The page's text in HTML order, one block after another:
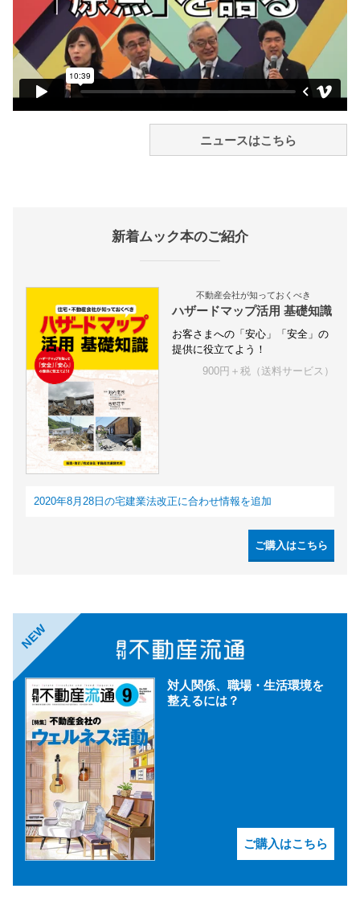
ニュースはこちら
新着ムック本のご紹介
不動産会社が知っておくべき
ハザードマップ活用 基礎知識
お客さまへの「安心」「安全」の
提供に役立てよう！
900円＋税（送料サービス）
2020年8月28日の宅建業法改正に合わせ情報を追加
ご購入はこちら
NEW
対人関係、職場・生活環境を
整えるには？
ご購入はこちら